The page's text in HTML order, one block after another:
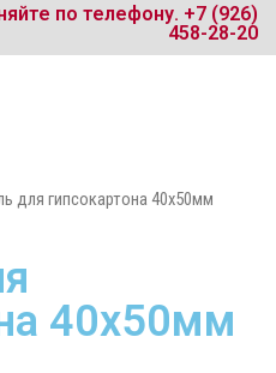
по телефону. +7 (926)
458-28-20
для гипсокартона 40х50мм
40х50мм